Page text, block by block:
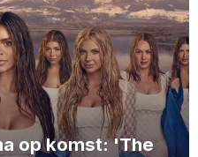
op komst: 'The